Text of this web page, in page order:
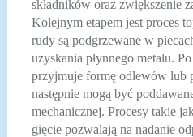
składników oraz zwiększenie
Kolejnym etapem jest proces
rudy są podgrzewane w
uzyskania płynnego metalu.
przyjmuje formę odlewów lub
następnie mogą być
mechanicznej. Procesy takie
gięcie pozwalają na nadanie